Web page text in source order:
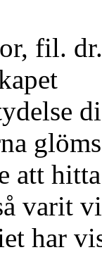
fil.
att
varit
har